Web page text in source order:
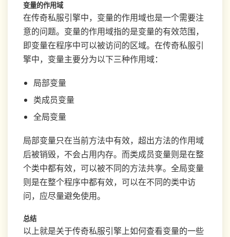
变量的作用域
在传奇私服引擎中，变量的作用域也是一个需要注
意的问题。变量的作用域指的是变量的有效范围，
即变量在程序中可以被访问的区域。在传奇私服引
擎中，变量主要分为以下三种作用域：
局部变量
类成员变量
全局变量
局部变量只在当前方法中有效，超出方法的作用域
后被销毁，不会占用内存。而类成员变量则是在整
个类中都有效，可以被不同的方法共享。全局变量
则是在整个程序中都有效，可以在不同的类中访
问，应尽量避免使用。
总结
以上就是关于传奇私服引擎上如何查看变量的一些